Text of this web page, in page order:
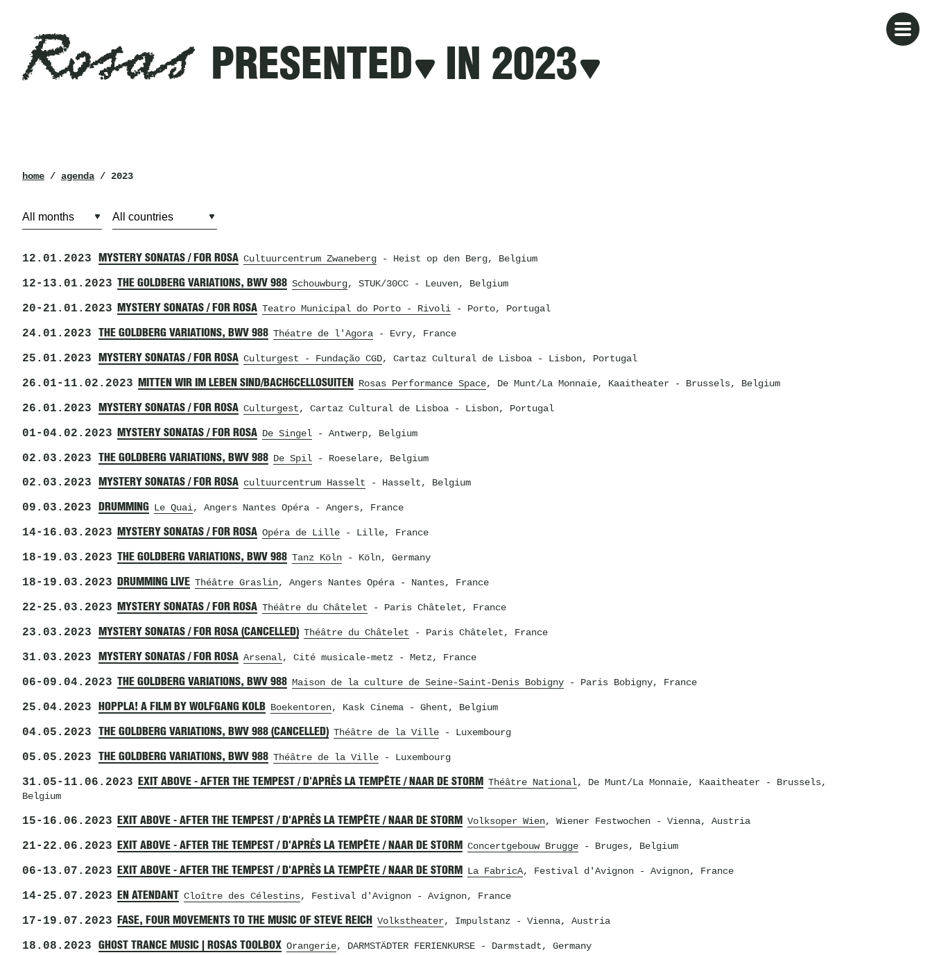
Rosas
presented
in
2023
Filters
PRESENTED IN 2023
breadcrumb
home / agenda / 2023
12.01.2023 MYSTERY SONATAS / FOR ROSA Cultuurcentrum Zwaneberg - Heist op den Berg, Belgium
12- 13.01.2023 THE GOLDBERG VARIATIONS, BWV 988 Schouwburg, STUK/30CC - Leuven, Belgium
20- 21.01.2023 MYSTERY SONATAS / FOR ROSA Teatro Municipal do Porto - Rivoli - Porto, Portugal
24.01.2023 THE GOLDBERG VARIATIONS, BWV 988 Théatre de l'Agora - Evry, France
25.01.2023 MYSTERY SONATAS / FOR ROSA Culturgest - Fundação CGD, Cartaz Cultural de Lisboa - Lisbon, Portugal
26.01- 11.02.2023 MITTEN WIR IM LEBEN SIND/BACH6CELLOSUITEN Rosas Performance Space, De Munt/La Monnaie, Kaaitheater - Brussels, Belgium
26.01.2023 MYSTERY SONATAS / FOR ROSA Culturgest, Cartaz Cultural de Lisboa - Lisbon, Portugal
01- 04.02.2023 MYSTERY SONATAS / FOR ROSA De Singel - Antwerp, Belgium
02.03.2023 THE GOLDBERG VARIATIONS, BWV 988 De Spil - Roeselare, Belgium
02.03.2023 MYSTERY SONATAS / FOR ROSA cultuurcentrum Hasselt - Hasselt, Belgium
09.03.2023 DRUMMING Le Quai, Angers Nantes Opéra - Angers, France
14- 16.03.2023 MYSTERY SONATAS / FOR ROSA Opéra de Lille - Lille, France
18- 19.03.2023 THE GOLDBERG VARIATIONS, BWV 988 Tanz Köln - Köln, Germany
18- 19.03.2023 DRUMMING LIVE Théâtre Graslin, Angers Nantes Opéra - Nantes, France
22- 25.03.2023 MYSTERY SONATAS / FOR ROSA Théâtre du Châtelet - Paris Châtelet, France
23.03.2023 MYSTERY SONATAS / FOR ROSA (CANCELLED) Théâtre du Châtelet - Paris Châtelet, France
31.03.2023 MYSTERY SONATAS / FOR ROSA Arsenal, Cité musicale-metz - Metz, France
06- 09.04.2023 THE GOLDBERG VARIATIONS, BWV 988 Maison de la culture de Seine-Saint-Denis Bobigny - Paris Bobigny, France
25.04.2023 HOPPLA! A FILM BY WOLFGANG KOLB Boekentoren, Kask Cinema - Ghent, Belgium
04.05.2023 THE GOLDBERG VARIATIONS, BWV 988 (CANCELLED) Théâtre de la Ville - Luxembourg
05.05.2023 THE GOLDBERG VARIATIONS, BWV 988 Théâtre de la Ville - Luxembourg
31.05- 11.06.2023 EXIT ABOVE - AFTER THE TEMPEST / D'APRÈS LA TEMPÊTE / NAAR DE STORM Théâtre National, De Munt/La Monnaie, Kaaitheater - Brussels,
Belgium
15- 16.06.2023 EXIT ABOVE - AFTER THE TEMPEST / D'APRÈS LA TEMPÊTE / NAAR DE STORM Volksoper Wien, Wiener Festwochen - Vienna, Austria
21- 22.06.2023 EXIT ABOVE - AFTER THE TEMPEST / D'APRÈS LA TEMPÊTE / NAAR DE STORM Concertgebouw Brugge - Bruges, Belgium
06- 13.07.2023 EXIT ABOVE - AFTER THE TEMPEST / D'APRÈS LA TEMPÊTE / NAAR DE STORM La FabricA, Festival d'Avignon - Avignon, France
14- 25.07.2023 EN ATENDANT Cloître des Célestins, Festival d'Avignon - Avignon, France
17- 19.07.2023 FASE, FOUR MOVEMENTS TO THE MUSIC OF STEVE REICH Volkstheater, Impulstanz - Vienna, Austria
18.08.2023 GHOST TRANCE MUSIC | ROSAS TOOLBOX Orangerie, DARMSTÄDTER FERIENKURSE - Darmstadt, Germany